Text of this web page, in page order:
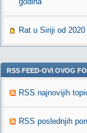
Rat u Siriji od 2020
RSS FEED-OVI OVOG
RSS najnovijih
RSS poslednjih